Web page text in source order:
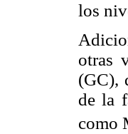
los
otras
(GC),
de la
como